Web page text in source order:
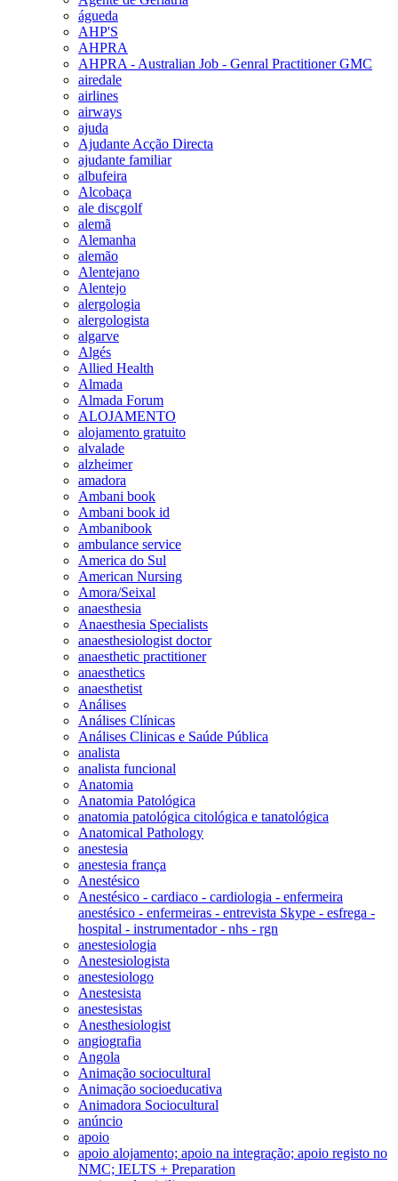
águeda
AHP'S
AHPRA
AHPRA - Australian Job - Genral Practitioner GMC
airedale
airlines
airways
ajuda
Ajudante Acção Directa
ajudante familiar
albufeira
Alcobaça
ale discgolf
alemã
Alemanha
alemão
Alentejano
Alentejo
alergologia
alergologista
algarve
Algés
Allied Health
Almada
Almada Forum
ALOJAMENTO
alojamento gratuito
alvalade
alzheimer
amadora
Ambani book
Ambani book id
Ambanibook
ambulance service
America do Sul
American Nursing
Amora/Seixal
anaesthesia
Anaesthesia Specialists
anaesthesiologist doctor
anaesthetic practitioner
anaesthetics
anaesthetist
Análises
Análises Clínicas
Análises Clinicas e Saúde Pública
analista
analista funcional
Anatomia
Anatomia Patológica
anatomia patológica citológica e tanatológica
Anatomical Pathology
anestesia
anestesia frança
Anestésico
Anestésico - cardiaco - cardiologia - enfermeira
anestésico - enfermeiras - entrevista Skype - esfrega -
hospital - instrumentador - nhs - rgn
anestesiologia
Anestesiologista
anestesiologo
Anestesista
anestesistas
Anesthesiologist
angiografia
Angola
Animação sociocultural
Animação socioeducativa
Animadora Sociocultural
anúncio
apoio
apoio alojamento; apoio na integração; apoio registo no
NMC; IELTS + Preparation